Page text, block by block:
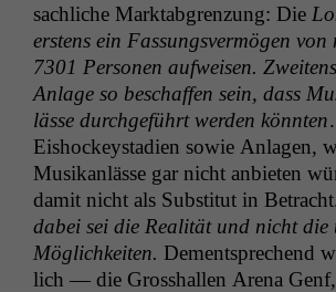
sach­liche Mark­tab­gren­zung: Die
erstens ein Fas­sungsver­mö­gen von
7301 Per­so­n­en aufweisen.
Anlage so beschaf­fen sein, dass
lässe durchge­führt wer­den kön­nten
Eishock­eysta­di­en sowie Anla­gen,
Musikan­lässe gar nicht anbi­eten
damit nicht als Sub­sti­tut in
dabei sei die Real­ität und nicht die
Möglichkeit­en. Dementsprechend
lich — die Grosshallen Are­na